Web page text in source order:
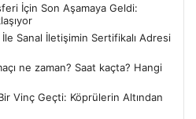
İçin Son Aşamaya Geldi:
Sanal İletişimin Sertifikalı Adresi
ne zaman? Saat kaçta? Hangi
Vinç Geçti: Köprülerin Altından